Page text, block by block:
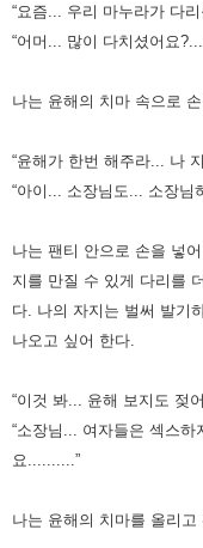
“요즘... 우리 마누라가 다
“어머... 많이 다치셨어요
나는 윤해의 치마 속으로
“윤해가 한번 해주라... 나
“아이... 소장님도... 소장님
나는 팬티 안으로 손을 넣
지를 만질 수 있게 다리를
다. 나의 자지는 벌써 발기
나오고 싶어 한다.
“이것 봐... 윤해 보지도 젖
“소장님... 여자들은 섹스
요..........”
나는 윤해의 치마를 올리고